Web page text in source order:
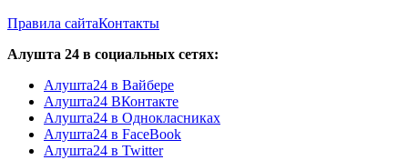
Правила сайтаКонтакты
Алушта 24 в социальных сетях:
Алушта24 в Вайбере
Алушта24 ВКонтакте
Алушта24 в Однокласниках
Алушта24 в FaceBook
Алушта24 в Twitter